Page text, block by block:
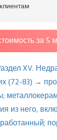
клиентам
за 5
XV.
(72-83) →
из него,